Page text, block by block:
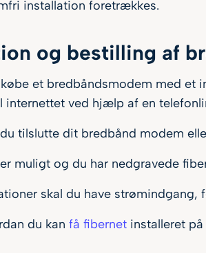
installation foretrækkes.
og bestilling af
et bredbåndsmodem med et
internettet ved hjælp af en
tilslutte dit bredbånd modem
muligt og du har nedgravede
skal du have
du kan få fibernet installeret